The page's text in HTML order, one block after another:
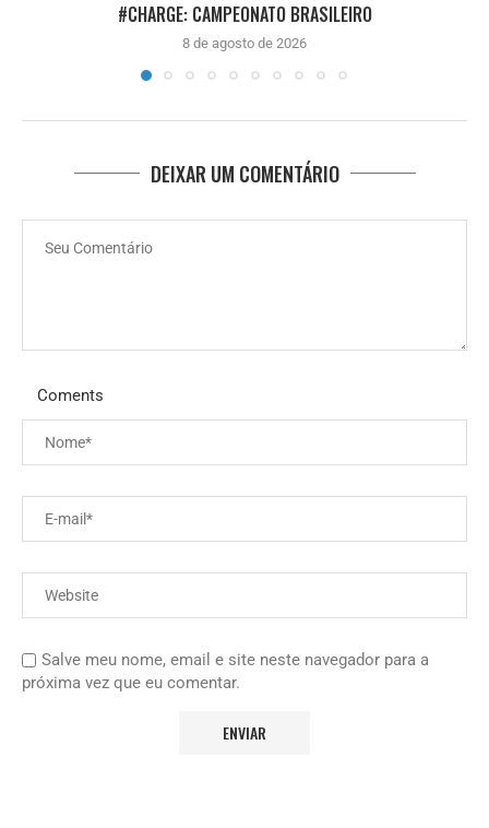
#CHARGE: CAMPEONATO BRASILEIRO
8 de agosto de 2026
DEIXAR UM COMENTÁRIO
Coments
Salve meu nome, email e site neste navegador para a
próxima vez que eu comentar.